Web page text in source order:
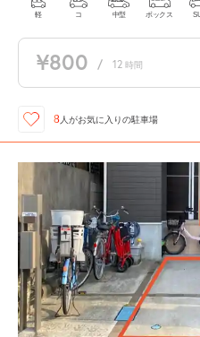
軽 コ 中型 ボックス
¥800 / 12 時間
8人がお気に入りの駐車場